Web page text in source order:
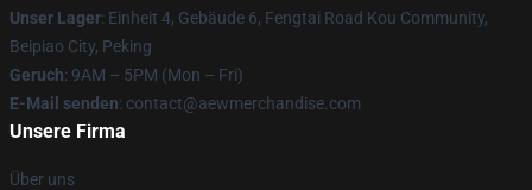
Unser Lager: Einheit 4, Gebäude 6, Fengtai Road Kou Community,
Beipiao City, Peking
Geruch: 9AM – 5PM (Mon – Fri)
E-Mail senden: contact@aewmerchandise.com
Unsere Firma
Über uns